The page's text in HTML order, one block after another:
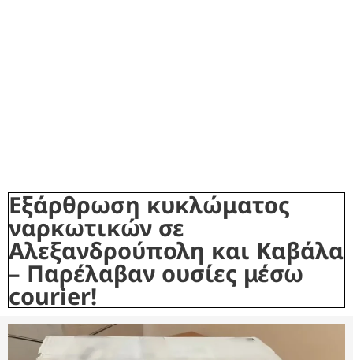
Εξάρθρωση κυκλώματος
ναρκωτικών σε
Αλεξανδρούπολη και Καβάλα
– Παρέλαβαν ουσίες μέσω
courier!